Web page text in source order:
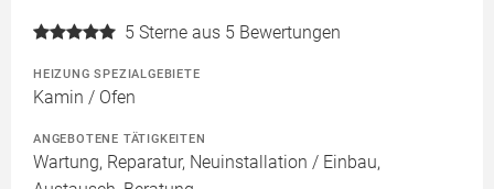
5 Sterne aus 5 Bewertungen
HEIZUNG SPEZIALGEBIETE
Kamin / Ofen
ANGEBOTENE TÄTIGKEITEN
Wartung, Reparatur, Neuinstallation / Einbau,